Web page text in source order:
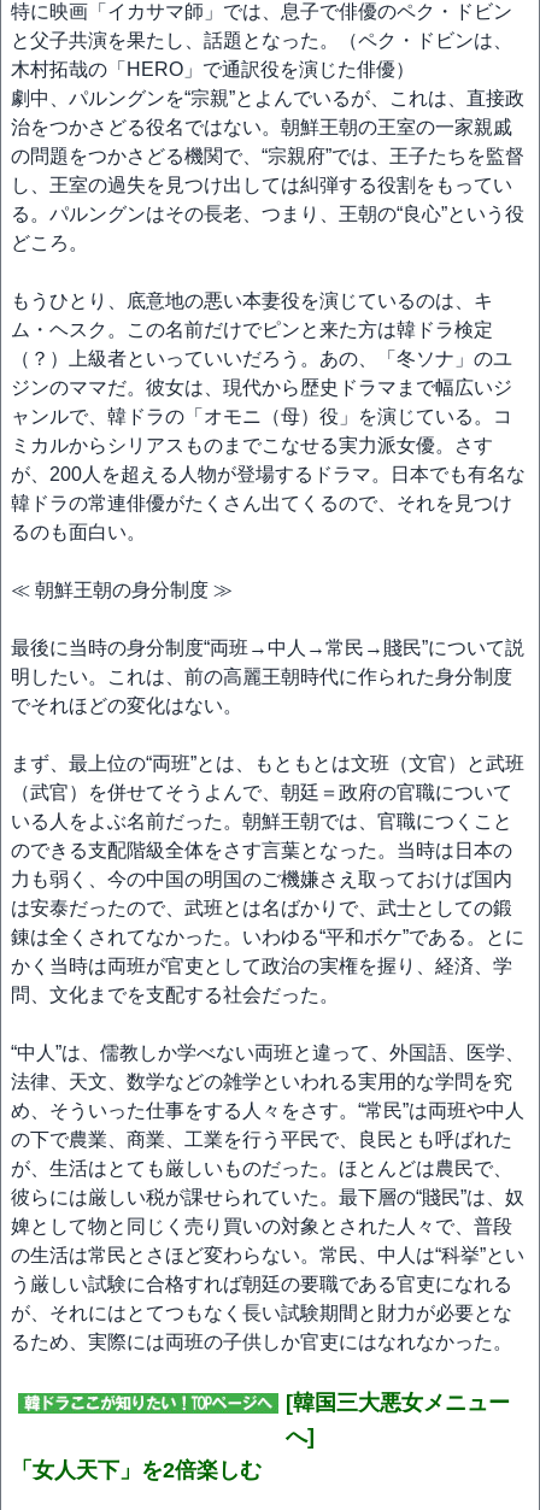
特に映画「イカサマ師」では、息子で俳優のペク・ドビン
と父子共演を果たし、話題となった。（ペク・ドビンは、
木村拓哉の「HERO」で通訳役を演じた俳優）
劇中、パルングンを“宗親”とよんでいるが、これは、直接政
治をつかさどる役名ではない。朝鮮王朝の王室の一家親戚
の問題をつかさどる機関で、“宗親府”では、王子たちを監督
し、王室の過失を見つけ出しては糾弾する役割をもってい
る。パルングンはその長老、つまり、王朝の“良心”という役
どころ。
もうひとり、底意地の悪い本妻役を演じているのは、キ
ム・ヘスク。この名前だけでピンと来た方は韓ドラ検定
（？）上級者といっていいだろう。あの、「冬ソナ」のユ
ジンのママだ。彼女は、現代から歴史ドラマまで幅広いジ
ャンルで、韓ドラの「オモニ（母）役」を演じている。コ
ミカルからシリアスものまでこなせる実力派女優。さす
が、200人を超える人物が登場するドラマ。日本でも有名な
韓ドラの常連俳優がたくさん出てくるので、それを見つけ
るのも面白い。
≪ 朝鮮王朝の身分制度 ≫
最後に当時の身分制度“両班→中人→常民→賤民”について説
明したい。これは、前の高麗王朝時代に作られた身分制度
でそれほどの変化はない。
まず、最上位の“両班”とは、もともとは文班（文官）と武班
（武官）を併せてそうよんで、朝廷＝政府の官職について
いる人をよぶ名前だった。朝鮮王朝では、官職につくこと
のできる支配階級全体をさす言葉となった。当時は日本の
力も弱く、今の中国の明国のご機嫌さえ取っておけば国内
は安泰だったので、武班とは名ばかりで、武士としての鍛
錬は全くされてなかった。いわゆる“平和ボケ”である。とに
かく当時は両班が官吏として政治の実権を握り、経済、学
問、文化までを支配する社会だった。
“中人”は、儒教しか学べない両班と違って、外国語、医学、
法律、天文、数学などの雑学といわれる実用的な学問を究
め、そういった仕事をする人々をさす。“常民”は両班や中人
の下で農業、商業、工業を行う平民で、良民とも呼ばれた
が、生活はとても厳しいものだった。ほとんどは農民で、
彼らには厳しい税が課せられていた。最下層の“賤民”は、奴
婢として物と同じく売り買いの対象とされた人々で、普段
の生活は常民とさほど変わらない。常民、中人は“科挙”とい
う厳しい試験に合格すれば朝廷の要職である官吏になれる
が、それにはとてつもなく長い試験期間と財力が必要とな
るため、実際には両班の子供しか官吏にはなれなかった。
[韓国三大悪女メニュー
へ]
「女人天下」を2倍楽しむ